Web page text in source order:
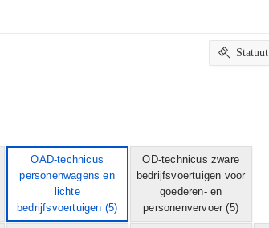
Statuut
OAD-technicus
personenwagens en
lichte
bedrijfsvoertuigen (5)
OD-technicus zware
bedrijfsvoertuigen voor
goederen- en
personenvervoer (5)